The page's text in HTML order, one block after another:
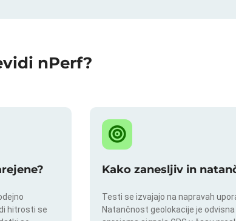
nPerf?
hitrosti se
Kako zanesljiv in
Testi se izvajajo na napravah
Natančnost geolokacije je